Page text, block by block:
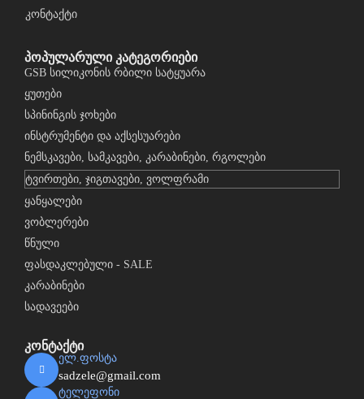
კონტაქტი
პოპულარული კატეგორიები
GSB სილიკონის რბილი სატყუარა
ყუთები
სპინინგის ჯოხები
ინსტრუმენტი და აქსესუარები
ნემსკავები, სამკავები, კარაბინები, რგოლები
ტვირთები, ჯიგთავები, ვოლფრამი
ყანყალები
ვობლერები
წნული
ფასდაკლებული - SALE
კარაბინები
სადავეები
კონტაქტი
ელ.ფოსტა
sadzele@gmail.com
ტელეფონი